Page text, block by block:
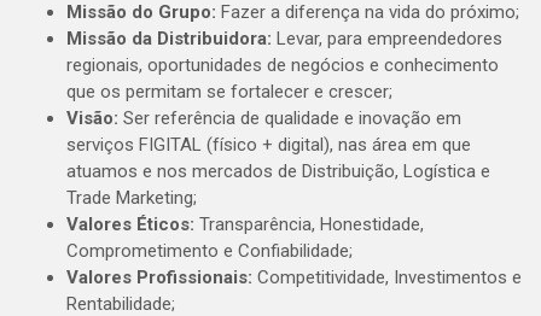
Missão do Grupo: Fazer a diferença na vida do próximo;
Missão da Distribuidora: Levar, para empreendedores
regionais, oportunidades de negócios e conhecimento
que os permitam se fortalecer e crescer;
Visão: Ser referência de qualidade e inovação em
serviços FIGITAL (físico + digital), nas área em que
atuamos e nos mercados de Distribuição, Logística e
Trade Marketing;
Valores Éticos: Transparência, Honestidade,
Comprometimento e Confiabilidade;
Valores Profissionais: Competitividade, Investimentos e
Rentabilidade;